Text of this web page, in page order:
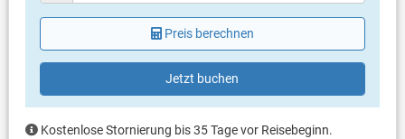
Internet per WLAN
Preis berechnen
Jetzt buchen
Kostenlose Stornierung bis 35 Tage vor Reisebeginn.